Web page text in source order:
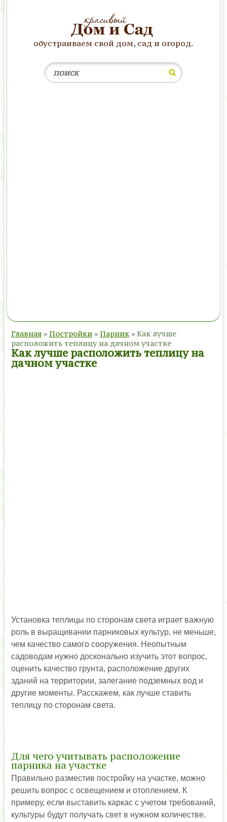
обустраиваем свой дом, сад и огород.
Главная » Постройки » Парник » Как лучше
расположить теплицу на дачном участке
Как лучше расположить теплицу на
дачном участке
Установка теплицы по сторонам света играет важную
роль в выращивании парниковых культур, не меньше,
чем качество самого сооружения. Неопытным
садоводам нужно досконально изучить этот вопрос,
оценить качество грунта, расположение других
зданий на территории, залегание подземных вод и
другие моменты. Расскажем, как лучше ставить
теплицу по сторонам света.
Для чего учитывать расположение
парника на участке
Правильно разместив постройку на участке, можно
решить вопрос с освещением и отоплением. К
примеру, если выставить каркас с учетом требований,
культуры будут получать свет в нужном количестве.